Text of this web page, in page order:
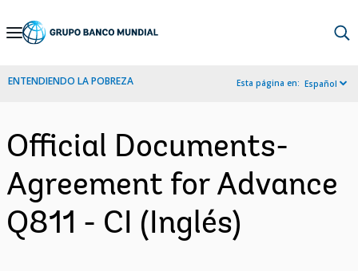
Skip
Navigation
ENTENDIENDO LA POBREZA Esta página en: Español
Official Documents-
Agreement for Advance
Q811 - CI (Inglés)